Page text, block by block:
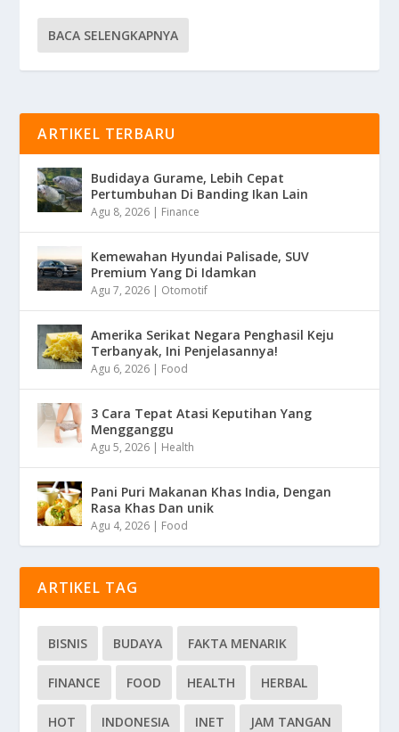
BACA SELENGKAPNYA
ARTIKEL TERBARU
Budidaya Gurame, Lebih Cepat
Pertumbuhan Di Banding Ikan Lain
Agu 8, 2026 | Finance
Kemewahan Hyundai Palisade, SUV
Premium Yang Di Idamkan
Agu 7, 2026 | Otomotif
Amerika Serikat Negara Penghasil Keju
Terbanyak, Ini Penjelasannya!
Agu 6, 2026 | Food
3 Cara Tepat Atasi Keputihan Yang
Mengganggu
Agu 5, 2026 | Health
Pani Puri Makanan Khas India, Dengan
Rasa Khas Dan unik
Agu 4, 2026 | Food
ARTIKEL TAG
BISNIS BUDAYA FAKTA MENARIK
FINANCE FOOD HEALTH HERBAL
HOT INDONESIA INET JAM TANGAN